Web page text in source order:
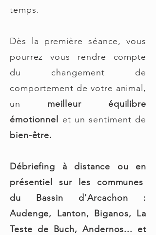
temps.
Dès la première séance, vous
pourrez vous rendre compte
du changement de
comportement de votre animal,
un meilleur équilibre
émotionnel
et un sentiment de
bien-être.
Débriefing à distance ou en
présentiel sur les communes
du Bassin d'Arcachon :
Audenge, Lanton, Biganos, La
Teste de Buch, Andernos... et